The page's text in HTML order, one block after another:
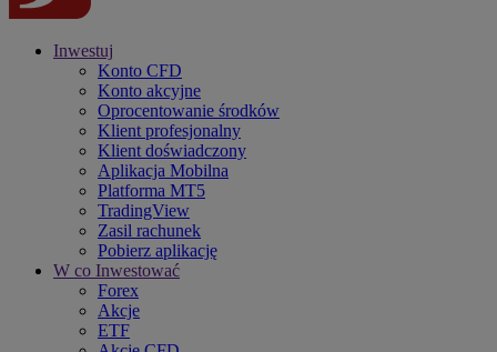
Inwestuj
Konto CFD
Konto akcyjne
Oprocentowanie środków
Klient profesjonalny
Klient doświadczony
Aplikacja Mobilna
Platforma MT5
TradingView
Zasil rachunek
Pobierz aplikację
W co Inwestować
Forex
Akcje
ETF